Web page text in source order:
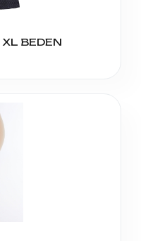
BEDEN